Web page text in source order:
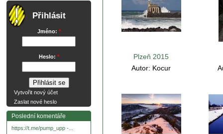
Přihlásit
Jméno: *
Heslo: *
Vytvořit nový účet
Zaslat nové heslo
Poslední komentáře
https://t.me/pump_upp -...
Plzeň 2015
Autor: Kocur